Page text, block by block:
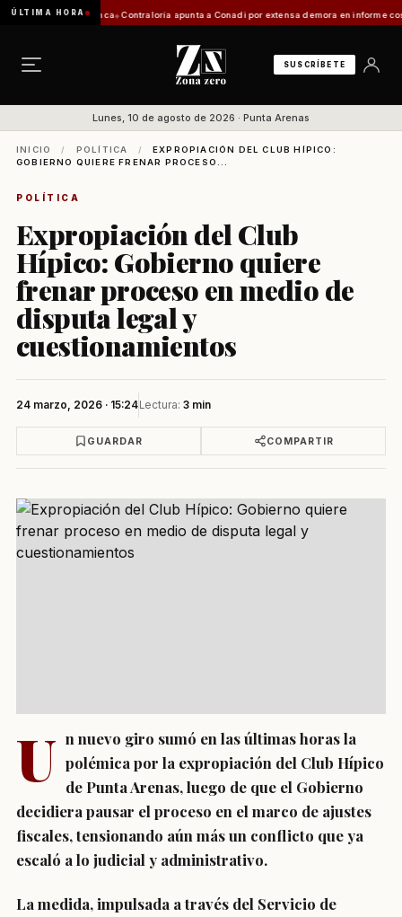
ÚLTIMA HORA
de Zona Franca Contraloría apunta a Conadi por extensa demora en informe costero
SUSCRÍBETE
Lunes, 10 de agosto de 2026 · Punta Arenas
INICIO / POLÍTICA /
EXPROPIACIÓN DEL CLUB HÍPICO:
GOBIERNO QUIERE FRENAR PROCESO...
POLÍTICA
Expropiación del Club
Hípico: Gobierno quiere
frenar proceso en medio de
disputa legal y
cuestionamientos
24 marzo, 2026 · 15:24Lectura: 3 min
GUARDAR COMPARTIR
U n nuevo giro sumó en las últimas horas la
polémica por la expropiación del Club Hípico
de Punta Arenas, luego de que el Gobierno
decidiera pausar el proceso en el marco de ajustes
fiscales, tensionando aún más un conflicto que ya
escaló a lo judicial y administrativo.
La medida, impulsada a través del Servicio de